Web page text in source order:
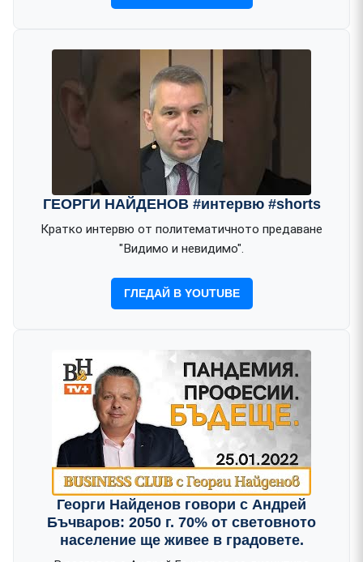
ГЕОРГИ НАЙДЕНОВ #интервю #shorts
Кратко интервю от политематичното предаване
"Видимо и невидимо".
ГЛЕДАЙ В YOUTUBE
Георги Найденов говори с Андрей
Бъчваров: 2050 г. 70% от световното
население ще живее в градовете.